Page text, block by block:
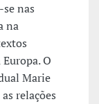
nas
na
O
Marie
relações